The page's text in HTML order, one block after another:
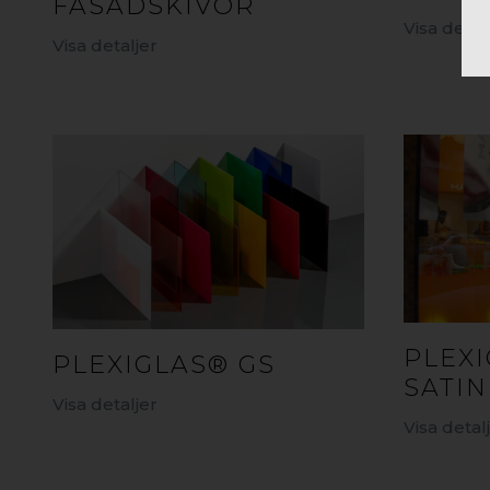
FASADSKIVOR
Visa detaljer
Visa
PLEXIGLAS® GS
Visa detaljer
Visa